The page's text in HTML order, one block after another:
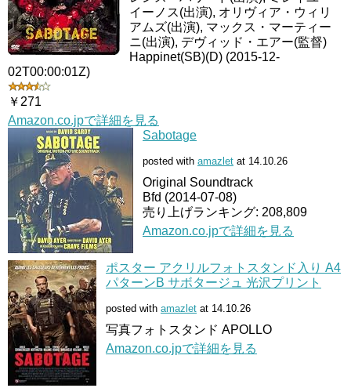
イーノス(出演), オリヴィア・ウィリ
アムズ(出演), マックス・マーティー
ニ(出演), デヴィッド・エアー(監督)
Happinet(SB)(D) (2015-12-
02T00:00:01Z)
￥271
Amazon.co.jpで詳細を見る
Sabotage
posted with amazlet at 14.10.26
Original Soundtrack
Bfd (2014-07-08)
売り上げランキング: 208,809
Amazon.co.jpで詳細を見る
ポスター アクリルフォトスタンド入り A4
パターンB サボタージュ 光沢プリント
posted with amazlet at 14.10.26
写真フォトスタンド APOLLO
Amazon.co.jpで詳細を見る